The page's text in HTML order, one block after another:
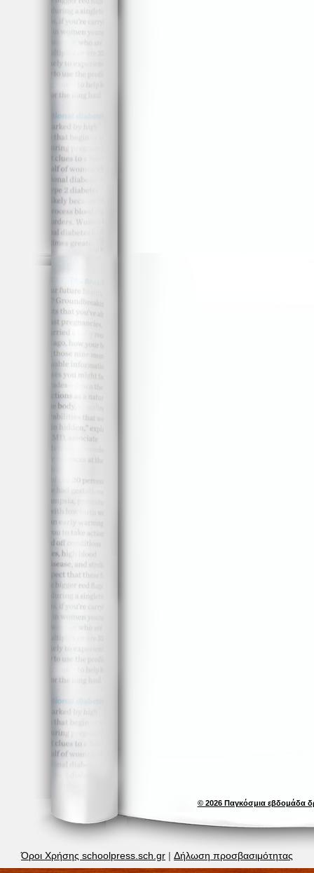
© 2026 Παγκόσμια εβδομάδα
Όροι Χρήσης schoolpress.sch.gr | Δήλωση προσβασιμότητας